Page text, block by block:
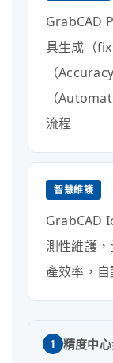
GrabCAD
具生成（
（
（
流程
智慧維護
GrabCAD
測性維護
產效率，
1 精度中